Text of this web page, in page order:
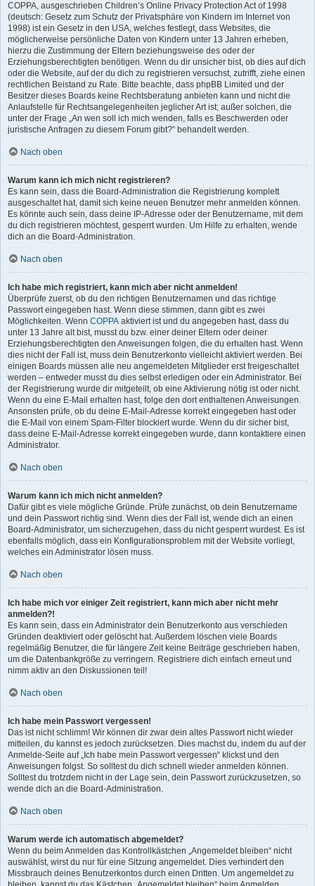
COPPA, ausgeschrieben Children’s Online Privacy Protection Act of 1998
(deutsch: Gesetz zum Schutz der Privatsphäre von Kindern im Internet von
1998) ist ein Gesetz in den USA, welches festlegt, dass Websites, die
möglicherweise persönliche Daten von Kindern unter 13 Jahren erheben,
hierzu die Zustimmung der Eltern beziehungsweise des oder der
Erziehungsberechtigten benötigen. Wenn du dir unsicher bist, ob dies auf dich
oder die Website, auf der du dich zu registrieren versuchst, zutrifft, ziehe einen
rechtlichen Beistand zu Rate. Bitte beachte, dass phpBB Limited und der
Besitzer dieses Boards keine Rechtsberatung anbieten kann und nicht die
Anlaufstelle für Rechtsangelegenheiten jeglicher Art ist; außer solchen, die
unter der Frage „An wen soll ich mich wenden, falls es Beschwerden oder
juristische Anfragen zu diesem Forum gibt?“ behandelt werden.
Nach oben
Warum kann ich mich nicht registrieren?
Es kann sein, dass die Board-Administration die Registrierung komplett
ausgeschaltet hat, damit sich keine neuen Benutzer mehr anmelden können.
Es könnte auch sein, dass deine IP-Adresse oder der Benutzername, mit dem
du dich registrieren möchtest, gesperrt wurden. Um Hilfe zu erhalten, wende
dich an die Board-Administration.
Nach oben
Ich habe mich registriert, kann mich aber nicht anmelden!
Überprüfe zuerst, ob du den richtigen Benutzernamen und das richtige
Passwort eingegeben hast. Wenn diese stimmen, dann gibt es zwei
Möglichkeiten. Wenn COPPA aktiviert ist und du angegeben hast, dass du
unter 13 Jahre alt bist, musst du bzw. einer deiner Eltern oder deiner
Erziehungsberechtigten den Anweisungen folgen, die du erhalten hast. Wenn
dies nicht der Fall ist, muss dein Benutzerkonto vielleicht aktiviert werden. Bei
einigen Boards müssen alle neu angemeldeten Mitglieder erst freigeschaltet
werden – entweder musst du dies selbst erledigen oder ein Administrator. Bei
der Registrierung wurde dir mitgeteilt, ob eine Aktivierung nötig ist oder nicht.
Wenn du eine E-Mail erhalten hast, folge den dort enthaltenen Anweisungen.
Ansonsten prüfe, ob du deine E-Mail-Adresse korrekt eingegeben hast oder
die E-Mail von einem Spam-Filter blockiert wurde. Wenn du dir sicher bist,
dass deine E-Mail-Adresse korrekt eingegeben wurde, dann kontaktiere einen
Administrator.
Nach oben
Warum kann ich mich nicht anmelden?
Dafür gibt es viele mögliche Gründe. Prüfe zunächst, ob dein Benutzername
und dein Passwort richtig sind. Wenn dies der Fall ist, wende dich an einen
Board-Administrator, um sicherzugehen, dass du nicht gesperrt wurdest. Es ist
ebenfalls möglich, dass ein Konfigurationsproblem mit der Website vorliegt,
welches ein Administrator lösen muss.
Nach oben
Ich habe mich vor einiger Zeit registriert, kann mich aber nicht mehr
anmelden?!
Es kann sein, dass ein Administrator dein Benutzerkonto aus verschieden
Gründen deaktiviert oder gelöscht hat. Außerdem löschen viele Boards
regelmäßig Benutzer, die für längere Zeit keine Beiträge geschrieben haben,
um die Datenbankgröße zu verringern. Registriere dich einfach erneut und
nimm aktiv an den Diskussionen teil!
Nach oben
Ich habe mein Passwort vergessen!
Das ist nicht schlimm! Wir können dir zwar dein altes Passwort nicht wieder
mitteilen, du kannst es jedoch zurücksetzen. Dies machst du, indem du auf der
Anmelde-Seite auf „Ich habe mein Passwort vergessen“ klickst und den
Anweisungen folgst. So solltest du dich schnell wieder anmelden können.
Solltest du trotzdem nicht in der Lage sein, dein Passwort zurückzusetzen, so
wende dich an die Board-Administration.
Nach oben
Warum werde ich automatisch abgemeldet?
Wenn du beim Anmelden das Kontrollkästchen „Angemeldet bleiben“ nicht
auswählst, wirst du nur für eine Sitzung angemeldet. Dies verhindert den
Missbrauch deines Benutzerkontos durch einen Dritten. Um angemeldet zu